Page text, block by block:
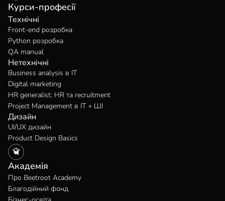
Курси-професії
Технічні
Front-end розробка
Python розробка
QA manual
Нетехнічні
Business analysis в IT
Digital marketing
HR generalist: HR та recruitment
Project Management в IT + ШІ
Дизайн
UI/UX дизайн
Product Design Basics
Академія
Про Beetroot Academy
Благодійний фонд